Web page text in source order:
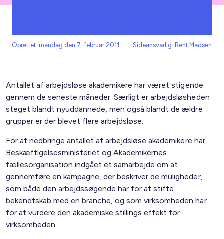
Oprettet: mandag den 7. februar 2011 Sideansvarlig: Bent Madsen
Antallet af arbejdsløse akademikere har været stigende
gennem de seneste måneder. Særligt er arbejdsløsheden
steget blandt nyuddannede, men også blandt de ældre
grupper er der blevet flere arbejdsløse.
For at nedbringe antallet af arbejdsløse akademikere har
Beskæftigelsesministeriet og Akademikernes
fællesorganisation indgået et samarbejde om at
gennemføre en kampagne, der beskriver de muligheder,
som både den arbejdssøgende har for at stifte
bekendtskab med en branche, og som virksomheden har
for at vurdere den akademiske stillings effekt for
virksomheden.